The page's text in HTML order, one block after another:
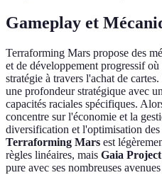
Gameplay et
Terraforming Mars propose des
et de développement progressif
stratégie à travers l'achat de
une profondeur stratégique avec
capacités raciales spécifiques.
concentre sur l'économie et la
diversification et l'optimisation
Terraforming Mars est
règles linéaires, mais Gaia Project
pure avec ses nombreuses